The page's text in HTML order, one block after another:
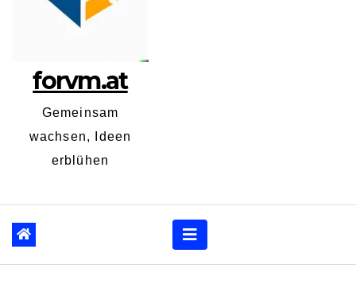
forvm.at
Gemeinsam
wachsen, Ideen
erblühen